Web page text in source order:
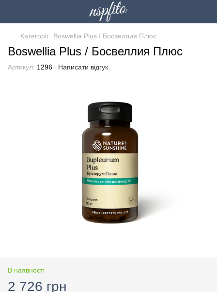
Категорії Boswellia Plus / Босвеллия Плюс
Boswellia Plus / Босвеллия Плюс
Артикул: 1296 Написати відгук
В наявності
2 726 грн